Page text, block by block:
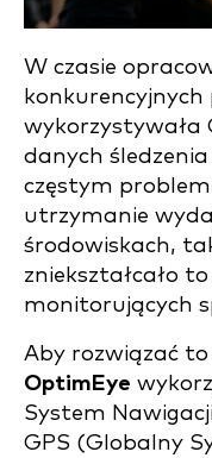
W czasie
wykorzystywała
danych
częstym
utrzymanie
środowiskach,
zniekształcało
monitorujących
Aby rozwiązać
OptimEye
System
GPS (Globalny